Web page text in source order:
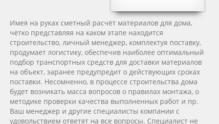
Имея на руках сметный расчёт материалов для дома,
чётко представляя на каком этапе находится
строительство, личный менеджер, комплектуя поставку,
продумает логистику, обеспечив наиболее оптимальный
подбор транспортных средств для доставки материалов
на объект, заранее предупредит о действующих сроках
поставки. Несомненно, в процессе строительства дома
будет возникать масса вопросов о правилах монтажа, о
методике проверки качества выполненных работ и пр.
Ваш менеджер и другие специалисты компании с
удовольствием ответят на все вопросы. Специалист не